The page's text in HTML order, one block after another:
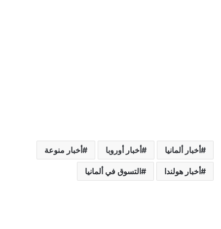
أخبار ألمانيا أخبار أوروبا أخبار منوعة
أخبار هولندا التسوق في ألمانيا